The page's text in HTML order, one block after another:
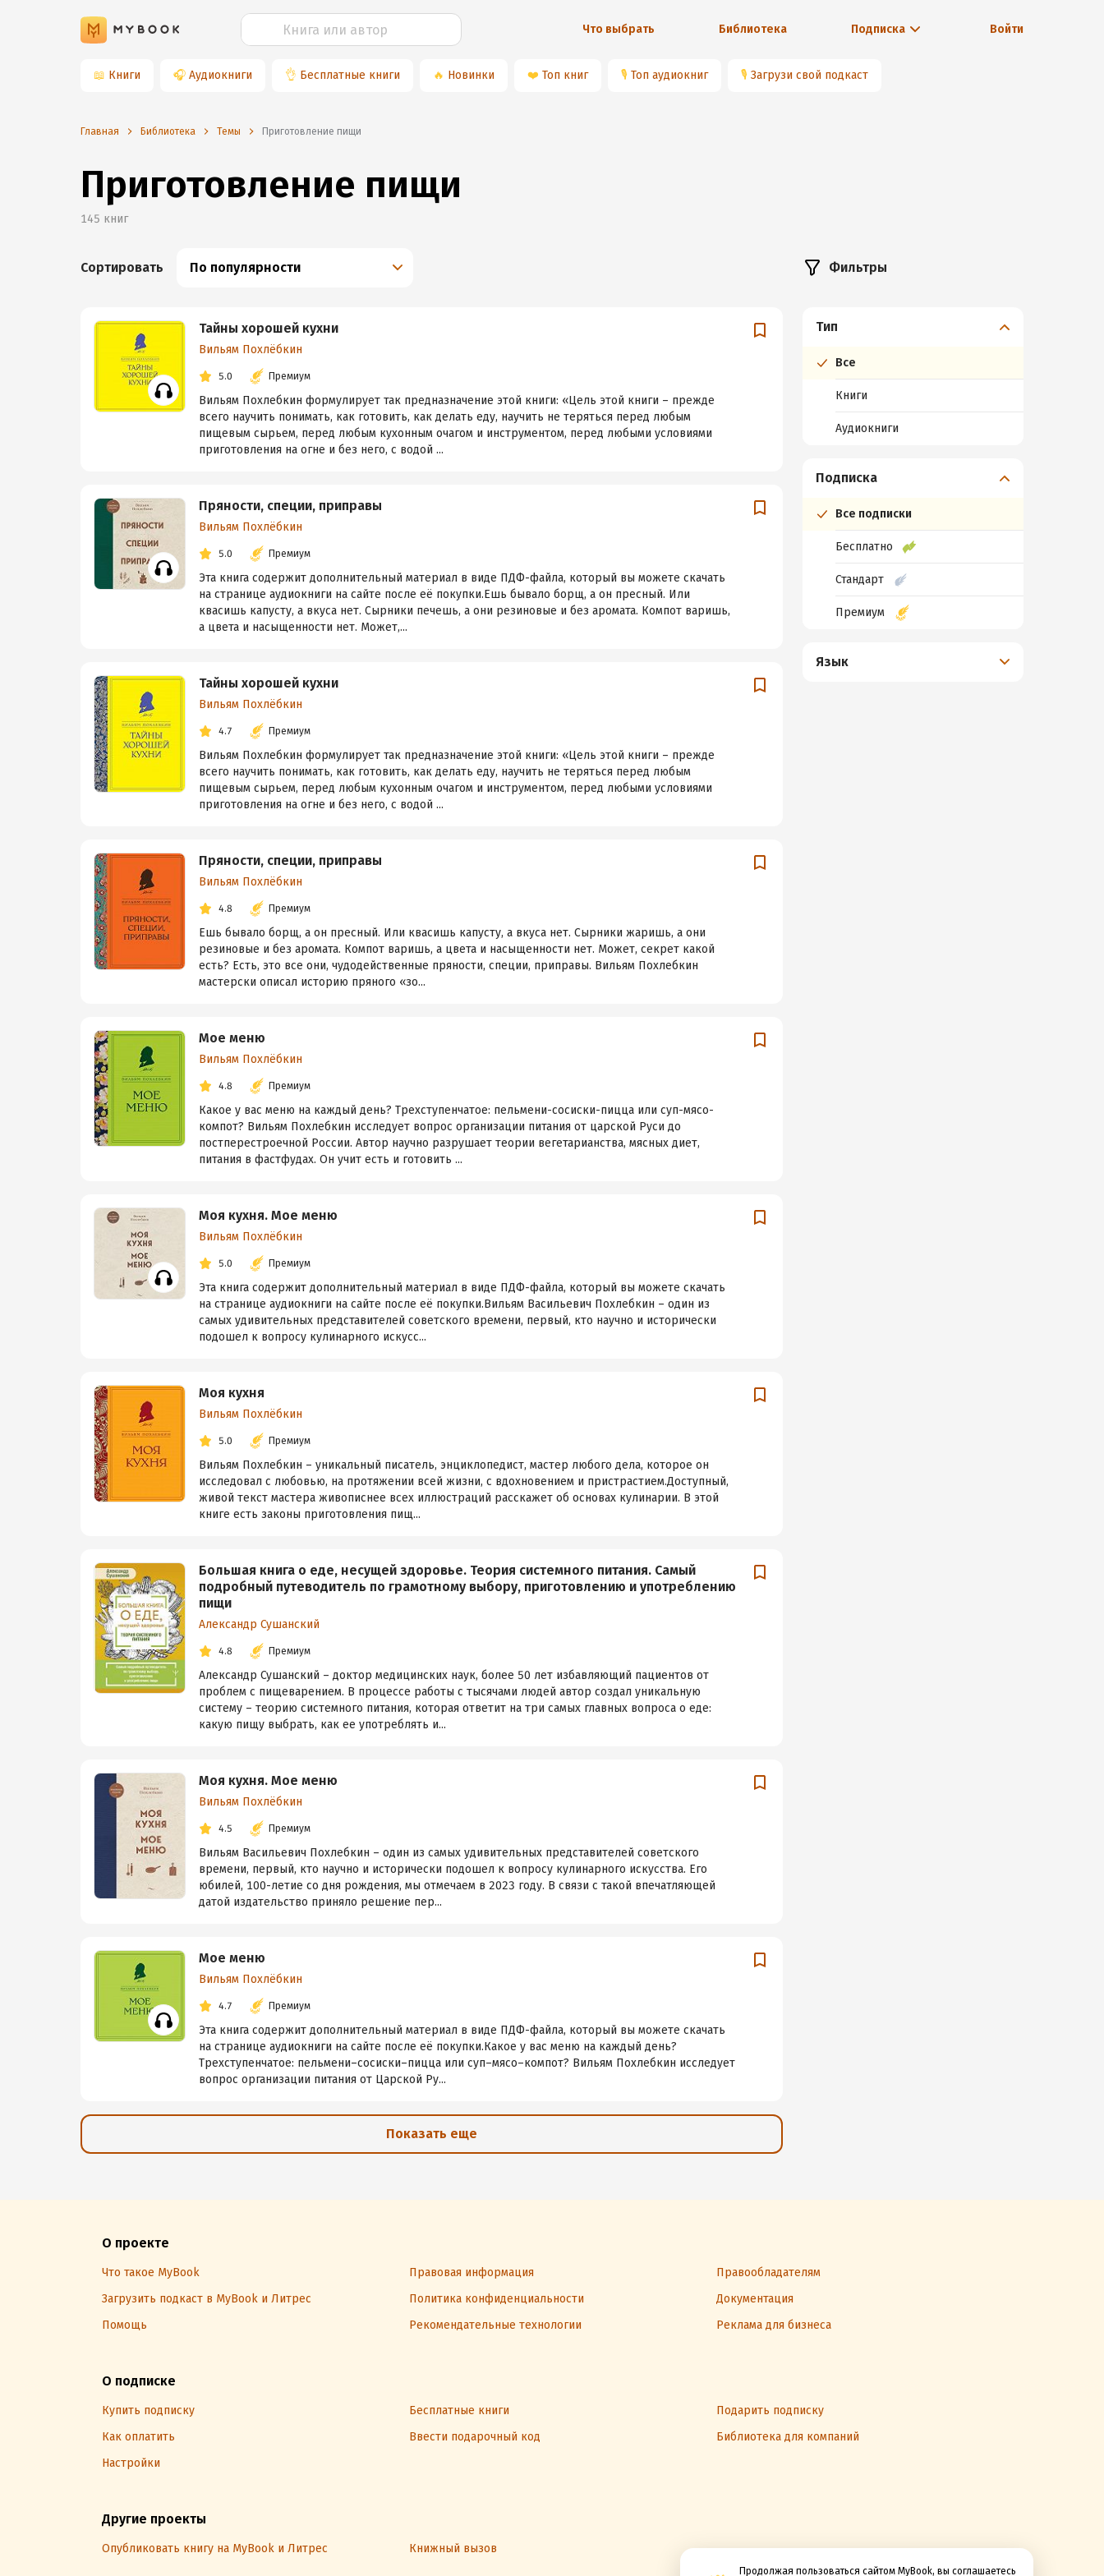
Что выбрать Библиотека Подписка Войти
📖 Книги 🎧 Аудиокниги 👌 Бесплатные книги 🔥 Новинки ❤️ Топ книг 🎙 Топ аудиокниг 🎙 Загрузи свой подкаст
Продолжая пользоваться сайтом MyBook, вы соглашаетесь
Главная Библиотека Темы приготовление пищи
Приготовление пищи
145 книг
Сортировать По популярности
Тайны хорошей кухни
Вильям Похлёбкин
5.0 Премиум
Вильям Похлебкин формулирует так предназначение этой книги: «Цель этой книги – прежде
всего научить понимать, как готовить, как делать еду, научить не теряться перед любым
пищевым сырьем, перед любым кухонным очагом и инструментом, перед любыми условиями
приготовления на огне и без него, с водой ...
Пряности, специи, приправы
Вильям Похлёбкин
5.0 Премиум
Эта книга содержит дополнительный материал в виде ПДФ-файла, который вы можете скачать
на странице аудиокниги на сайте после её покупки.Ешь бывало борщ, а он пресный. Или
квасишь капусту, а вкуса нет. Сырники печешь, а они резиновые и без аромата. Компот варишь,
а цвета и насыщенности нет. Может,...
Тайны хорошей кухни
Вильям Похлёбкин
4.7 Премиум
Вильям Похлебкин формулирует так предназначение этой книги: «Цель этой книги – прежде
всего научить понимать, как готовить, как делать еду, научить не теряться перед любым
пищевым сырьем, перед любым кухонным очагом и инструментом, перед любыми условиями
приготовления на огне и без него, с водой ...
Пряности, специи, приправы
Вильям Похлёбкин
4.8 Премиум
Ешь бывало борщ, а он пресный. Или квасишь капусту, а вкуса нет. Сырники жаришь, а они
резиновые и без аромата. Компот варишь, а цвета и насыщенности нет. Может, секрет какой
есть? Есть, это все они, чудодейственные пряности, специи, приправы. Вильям Похлебкин
мастерски описал историю пряного «зо...
Мое меню
Вильям Похлёбкин
4.8 Премиум
Какое у вас меню на каждый день? Трехступенчатое: пельмени-сосиски-пицца или суп-мясо-
компот? Вильям Похлебкин исследует вопрос организации питания от царской Руси до
постперестроечной России. Автор научно разрушает теории вегетарианства, мясных диет,
питания в фастфудах. Он учит есть и готовить ...
Моя кухня. Мое меню
Вильям Похлёбкин
5.0 Премиум
Эта книга содержит дополнительный материал в виде ПДФ-файла, который вы можете скачать
на странице аудиокниги на сайте после её покупки.Вильям Васильевич Похлебкин – один из
самых удивительных представителей советского времени, первый, кто научно и исторически
подошел к вопросу кулинарного искусс...
Моя кухня
Вильям Похлёбкин
5.0 Премиум
Вильям Похлебкин – уникальный писатель, энциклопедист, мастер любого дела, которое он
исследовал с любовью, на протяжении всей жизни, с вдохновением и пристрастием.Доступный,
живой текст мастера живописнее всех иллюстраций расскажет об основах кулинарии. В этой
книге есть законы приготовления пищ...
Большая книга о еде, несущей здоровье. Теория системного питания. Самый
подробный путеводитель по грамотному выбору, приготовлению и употреблению
пищи
Александр Сушанский
4.8 Премиум
Александр Сушанский – доктор медицинских наук, более 50 лет избавляющий пациентов от
проблем с пищеварением. В процессе работы с тысячами людей автор создал уникальную
систему – теорию системного питания, которая ответит на три самых главных вопроса о еде:
какую пищу выбрать, как ее употреблять и...
Моя кухня. Мое меню
Вильям Похлёбкин
4.5 Премиум
Вильям Васильевич Похлебкин – один из самых удивительных представителей советского
времени, первый, кто научно и исторически подошел к вопросу кулинарного искусства. Его
юбилей, 100-летие со дня рождения, мы отмечаем в 2023 году. В связи с такой впечатляющей
датой издательство приняло решение пер...
Мое меню
Вильям Похлёбкин
4.7 Премиум
Эта книга содержит дополнительный материал в виде ПДФ-файла, который вы можете скачать
на странице аудиокниги на сайте после её покупки.Какое у вас меню на каждый день?
Трехступенчатое: пельмени–сосиски–пицца или суп–мясо–компот? Вильям Похлебкин исследует
вопрос организации питания от Царской Ру...
Показать еще
Фильтры
Тип
Все
Книги
Аудиокниги
Подписка
Все подписки
Бесплатно
Стандарт
Премиум
Язык
О проекте
Что такое MyBook Правовая информация
Правообладателям
Загрузить подкаст в MyBook и Литрес
Политика конфиденциальности
Документация
Помощь
Рекомендательные технологии Реклама для бизнеса
О подписке
Купить подписку Бесплатные книги
Подарить подписку
Как оплатить
Ввести подарочный код
Библиотека для компаний
Настройки
Другие проекты
Опубликовать книгу на MyBook и Литрес Книжный вызов